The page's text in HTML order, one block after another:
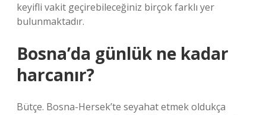
keyifli vakit geçirebileceğiniz birçok farklı yer
bulunmaktadır.
Bosna’da günlük ne kadar
harcanır?
Bütçe. Bosna-Hersek’te seyahat etmek oldukça